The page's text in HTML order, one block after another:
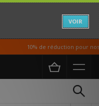
VOIR
10% de réduction pour nos